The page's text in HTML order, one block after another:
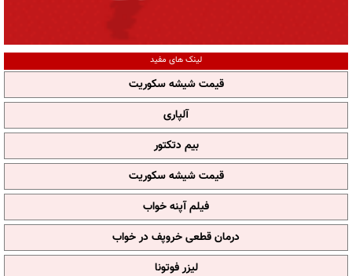
لینک های مفید
قیمت شیشه سکوریت
آلپاری
بیم دتکتور
قیمت شیشه سکوریت
فیلم آپنه خواب
درمان قطعی خروپف در خواب
لیزر فوتونا